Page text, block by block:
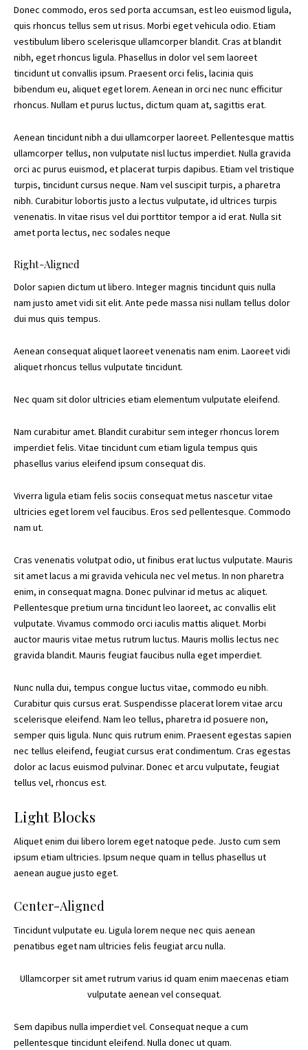
Donec commodo, eros sed porta accumsan, est leo euismod ligula,
quis rhoncus tellus sem ut risus. Morbi eget vehicula odio. Etiam
vestibulum libero scelerisque ullamcorper blandit. Cras at blandit
nibh, eget rhoncus ligula. Phasellus in dolor vel sem laoreet
tincidunt ut convallis ipsum. Praesent orci felis, lacinia quis
bibendum eu, aliquet eget lorem. Aenean in orci nec nunc efficitur
rhoncus. Nullam et purus luctus, dictum quam at, sagittis erat.
Aenean tincidunt nibh a dui ullamcorper laoreet. Pellentesque mattis
ullamcorper tellus, non vulputate nisl luctus imperdiet. Nulla gravida
orci ac purus euismod, et placerat turpis dapibus. Etiam vel tristique
turpis, tincidunt cursus neque. Nam vel suscipit turpis, a pharetra
nibh. Curabitur lobortis justo a lectus vulputate, id ultrices turpis
venenatis. In vitae risus vel dui porttitor tempor a id erat. Nulla sit
amet porta lectus, nec sodales neque
Right-Aligned
Dolor sapien dictum ut libero. Integer magnis tincidunt quis nulla
nam justo amet vidi sit elit. Ante pede massa nisi nullam tellus dolor
dui mus quis tempus.
Aenean consequat aliquet laoreet venenatis nam enim. Laoreet vidi
aliquet rhoncus tellus vulputate tincidunt.
Nec quam sit dolor ultricies etiam elementum vulputate eleifend.
Nam curabitur amet. Blandit curabitur sem integer rhoncus lorem
imperdiet felis. Vitae tincidunt cum etiam ligula tempus quis
phasellus varius eleifend ipsum consequat dis.
Viverra ligula etiam felis sociis consequat metus nascetur vitae
ultricies eget lorem vel faucibus. Eros sed pellentesque. Commodo
nam ut.
Cras venenatis volutpat odio, ut finibus erat luctus vulputate. Mauris
sit amet lacus a mi gravida vehicula nec vel metus. In non pharetra
enim, in consequat magna. Donec pulvinar id metus ac aliquet.
Pellentesque pretium urna tincidunt leo laoreet, ac convallis elit
vulputate. Vivamus commodo orci iaculis mattis aliquet. Morbi
auctor mauris vitae metus rutrum luctus. Mauris mollis lectus nec
gravida blandit. Mauris feugiat faucibus nulla eget imperdiet.
Nunc nulla dui, tempus congue luctus vitae, commodo eu nibh.
Curabitur quis cursus erat. Suspendisse placerat lorem vitae arcu
scelerisque eleifend. Nam leo tellus, pharetra id posuere non,
semper quis ligula. Nunc quis rutrum enim. Praesent egestas sapien
nec tellus eleifend, feugiat cursus erat condimentum. Cras egestas
dolor ac lacus euismod pulvinar. Donec et arcu vulputate, feugiat
tellus vel, rhoncus est.
Light Blocks
Aliquet enim dui libero lorem eget natoque pede. Justo cum sem
ipsum etiam ultricies. Ipsum neque quam in tellus phasellus ut
aenean augue justo eget.
Center-Aligned
Tincidunt vulputate eu. Ligula lorem neque nec quis aenean
penatibus eget nam ultricies felis feugiat arcu nulla.
Ullamcorper sit amet rutrum varius id quam enim maecenas etiam
vulputate aenean vel consequat.
Sem dapibus nulla imperdiet vel. Consequat neque a cum
pellentesque tincidunt eleifend. Nulla donec ut quam.